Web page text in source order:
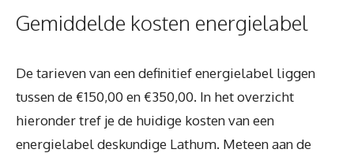
Gemiddelde kosten energielabel
De tarieven van een definitief energielabel liggen
tussen de €150,00 en €350,00. In het overzicht
hieronder tref je de huidige kosten van een
energielabel deskundige Lathum. Meteen aan de